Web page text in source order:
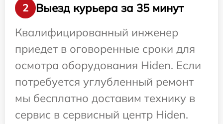
2
Выезд курьера за 35 минут
Квалифицированный инженер
приедет в оговоренные сроки для
осмотра оборудования Hiden. Если
потребуется углубленный ремонт
мы бесплатно доставим технику в
сервис в сервисный центр Hiden.